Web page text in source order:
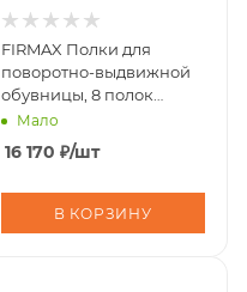
FIRMAX Полки для
поворотно-выдвижной
обувницы, 8 полок
718х360х1425/1525
(ШхГхВ), серый
Мало
16 170 ₽/шт
В КОРЗИНУ